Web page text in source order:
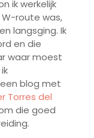
ik werkelijk
route was,
langsging. Ik
en die
waar moest
blog met
Torres del
die goed